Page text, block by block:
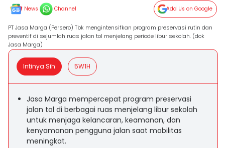
News Channel Add Us on Google
PT Jasa Marga (Persero) Tbk mengintensifkan program preservasi rutin dan
preventif di sejumlah ruas jalan tol menjelang periode libur sekolah. (dok
Jasa Marga)
Intinya Sih 5W1H
Jasa Marga mempercepat program preservasi
jalan tol di berbagai ruas menjelang libur sekolah
untuk menjaga kelancaran, keamanan, dan
kenyamanan pengguna jalan saat mobilitas
meningkat.